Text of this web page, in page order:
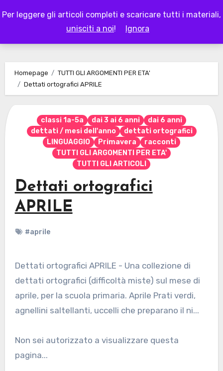
Per leggere gli articoli completi e scaricare tutti i materiali,
unisciti a noi! Ignora
to
LAPAPPADOLCE
Homepage
TUTTI GLI ARGOMENTI PER ETA'
Dettati ortografici APRILE
classi 1a-5a dai 3 ai 6 anni
dai 6 anni
dettati / mesi dell'anno
dettati ortografici
LINGUAGGIO
Primavera
racconti
TUTTI GLI ARGOMENTI PER ETA'
TUTTI GLI ARTICOLI
Dettati ortografici
APRILE
#aprile
Dettati ortografici APRILE - Una collezione di
dettati ortografici (difficoltà miste) sul mese di
aprile, per la scuola primaria. Aprile Prati verdi,
agnellini saltellanti, uccelli che preparano il ni...
Non sei autorizzato a visualizzare questa
pagina...